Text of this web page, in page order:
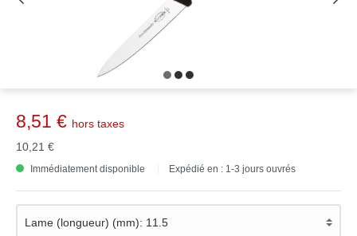
8,51 € hors taxes
10,21 €
Immédiatement disponible Expédié en : 1-3 jours ouvrés